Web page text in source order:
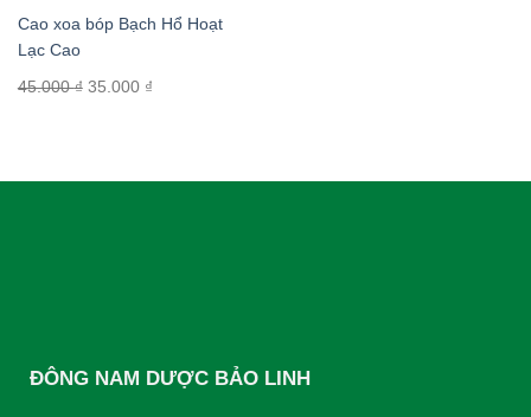
Cao xoa bóp Bạch Hổ Hoạt
Lạc Cao
45.000₫ Original
35.000 ₫
ĐÔNG NAM DƯỢC BẢO LINH